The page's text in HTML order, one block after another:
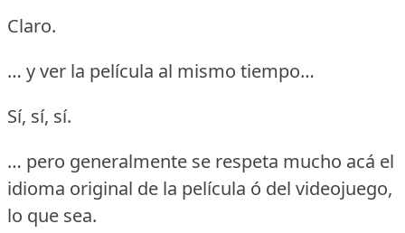
Claro.
… y ver la película al mismo tiempo…
Sí, sí, sí.
… pero generalmente se respeta mucho acá el
idioma original de la película ó del videojuego,
lo que sea.